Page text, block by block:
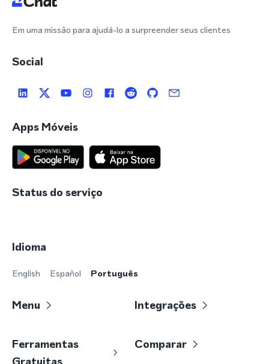
Em uma missão para ajudá-lo a surpreender seus clientes
Social
Apps Móveis
Status do serviço
Idioma
English Español Português
Menu Integrações
Ferramentas
Comparar